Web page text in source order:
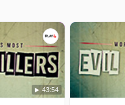
43:54